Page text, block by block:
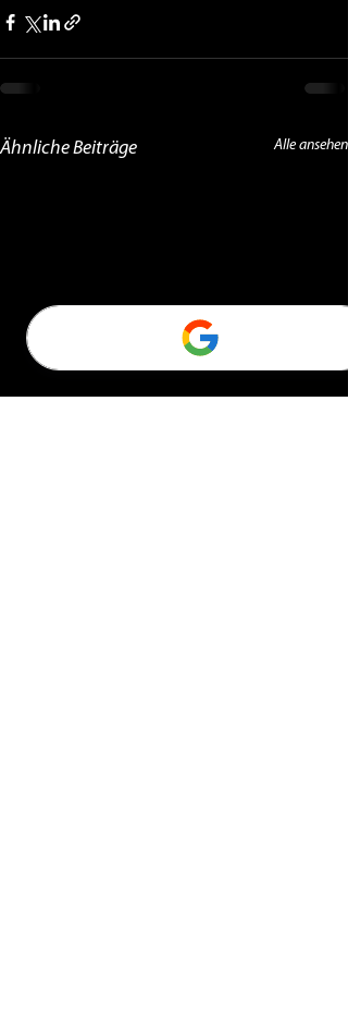
Ähnliche Beiträge Alle ansehen